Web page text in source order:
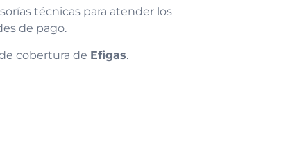
técnicas para atender los
de pago.
cobertura de Efigas.